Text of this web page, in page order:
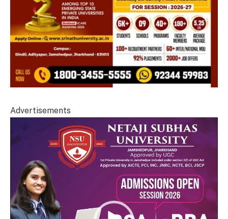
Advertisements
Player